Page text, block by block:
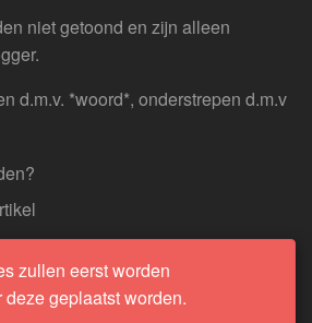
niet getoond en zijn alleen
d.m.v. *woord*, onderstrepen d.m.v
zullen eerst worden
geplaatst worden.